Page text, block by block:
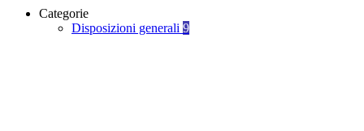
Categorie
Disposizioni generali 9